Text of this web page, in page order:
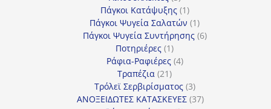
προϊόντα
Πάγκοι Κατάψυξης 11
προϊόν
Πάγκοι Ψυγεία Σαλατών 11
προϊόν
Πάγκοι Ψυγεία Συντήρησης 66
Ποτηριέρες 11
προϊόν
Ράφια-Ραφιέρες 44
Τραπέζια 2121
προϊόντα
Τρόλεϊ Σερβιρίσματος 33
προϊόντα
ΑΝΟΞΕΙΔΩΤΕΣ ΚΑΤΑΣΚΕΥΕΣ 3737